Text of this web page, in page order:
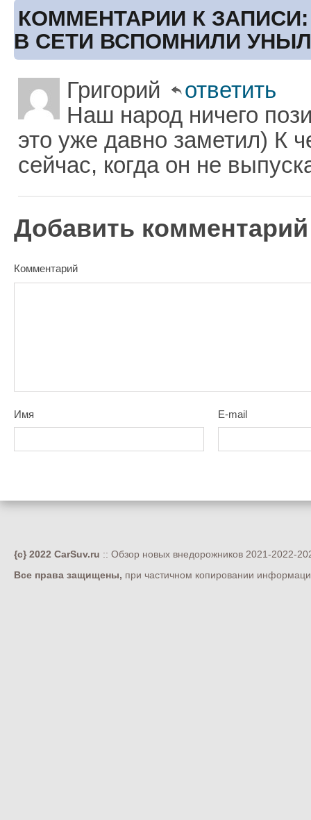
КОММЕНТАРИИ К
В СЕТИ ВСПОМНИЛИ
Григорий
ответить
Наш народ ничего
это уже давно заметил) К
сейчас, когда он не
Добавить комментарий
Комментарий
Имя E-mail
{c} 2022 CarSuv.ru :: Обзор новых внедорожников 2021-2022-
Все права защищены, при частичном копировании